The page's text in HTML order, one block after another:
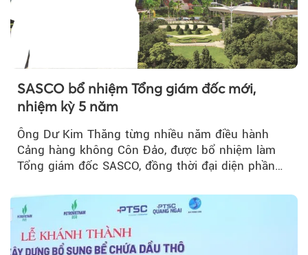
SASCO bổ nhiệm Tổng giám đốc mới,
nhiệm kỳ 5 năm
Ông Dư Kim Thăng từng nhiều năm điều hành
Cảng hàng không Côn Đảo, được bổ nhiệm làm
Tổng giám đốc SASCO, đồng thời đại diện phần